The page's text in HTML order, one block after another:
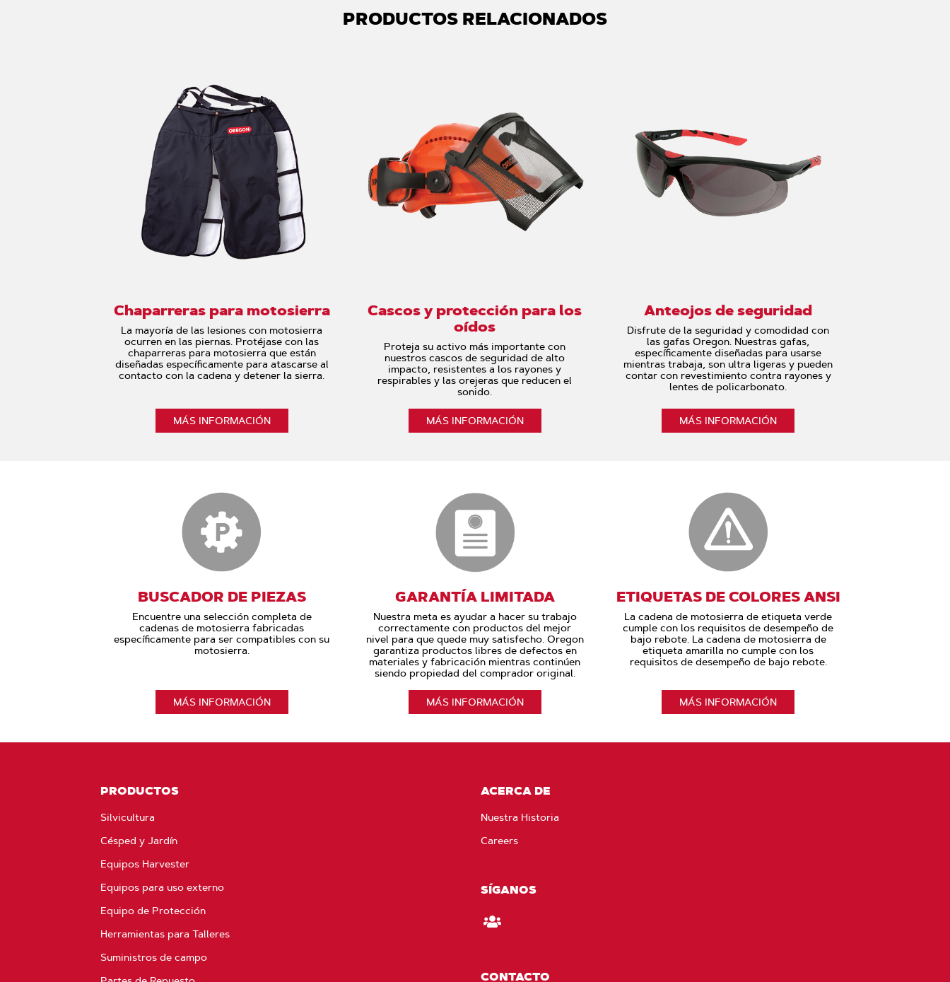
PRODUCTOS RELACIONADOS
Chaparreras para motosierra
La mayoría de las lesiones con motosierra
ocurren en las piernas. Protéjase con las
chaparreras para motosierra que están
diseñadas específicamente para atascarse al
contacto con la cadena y detener la sierra.
MÁS INFORMACIÓN
Cascos y protección para los
oídos
Proteja su activo más importante con
nuestros cascos de seguridad de alto
impacto, resistentes a los rayones y
respirables y las orejeras que reducen el
sonido.
MÁS INFORMACIÓN
Anteojos de seguridad
Disfrute de la seguridad y comodidad con
las gafas Oregon. Nuestras gafas,
específicamente diseñadas para usarse
mientras trabaja, son ultra ligeras y pueden
contar con revestimiento contra rayones y
lentes de policarbonato.
MÁS INFORMACIÓN
BUSCADOR DE PIEZAS
Encuentre una selección completa de
cadenas de motosierra fabricadas
específicamente para ser compatibles con su
motosierra.
MÁS INFORMACIÓN
GARANTÍA LIMITADA
Nuestra meta es ayudar a hacer su trabajo
correctamente con productos del mejor
nivel para que quede muy satisfecho. Oregon
garantiza productos libres de defectos en
materiales y fabricación mientras continúen
siendo propiedad del comprador original.
MÁS INFORMACIÓN
ETIQUETAS DE COLORES ANSI
La cadena de motosierra de etiqueta verde
cumple con los requisitos de desempeño de
bajo rebote. La cadena de motosierra de
etiqueta amarilla no cumple con los
requisitos de desempeño de bajo rebote.
MÁS INFORMACIÓN
PRODUCTOS
Silvicultura
Césped y Jardín
Equipos Harvester
Equipos para uso externo
Equipo de Protección
Herramientas para Talleres
Suministros de campo
ACERCA DE
Nuestra Historia
Careers
SÍGANOS
con
CONTACTO